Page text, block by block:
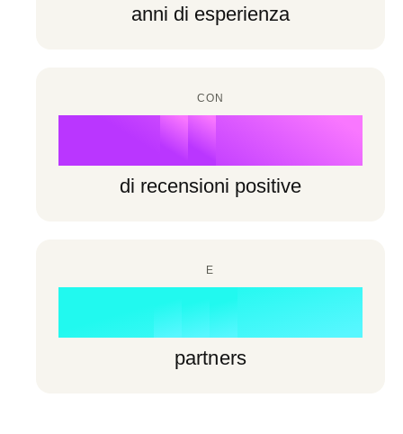
6
8
9
6
8
9
anni di esperienza
CON
7
9
3
4
5
6
8
9
%
di recensioni positive
E
1
2
0
1
0
1
+
partners